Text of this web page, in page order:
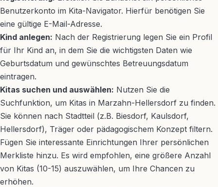
Benutzerkonto im Kita-Navigator. Hierfür benötigen Sie
eine gültige E-Mail-Adresse.
Kind anlegen: Nach der Registrierung legen Sie ein Profil
für Ihr Kind an, in dem Sie die wichtigsten Daten wie
Geburtsdatum und gewünschtes Betreuungsdatum
eintragen.
Kitas suchen und auswählen: Nutzen Sie die
Suchfunktion, um Kitas in Marzahn-Hellersdorf zu finden.
Sie können nach Stadtteil (z.B. Biesdorf, Kaulsdorf,
Hellersdorf), Träger oder pädagogischem Konzept filtern.
Fügen Sie interessante Einrichtungen Ihrer persönlichen
Merkliste hinzu. Es wird empfohlen, eine größere Anzahl
von Kitas (10-15) auszuwählen, um Ihre Chancen zu
erhöhen.